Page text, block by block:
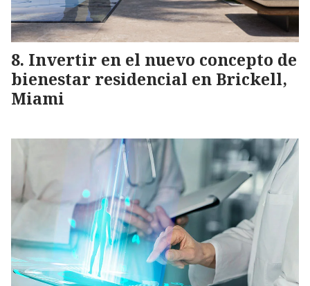
Invertir en el nuevo concepto de
bienestar residencial en Brickell,
Miami